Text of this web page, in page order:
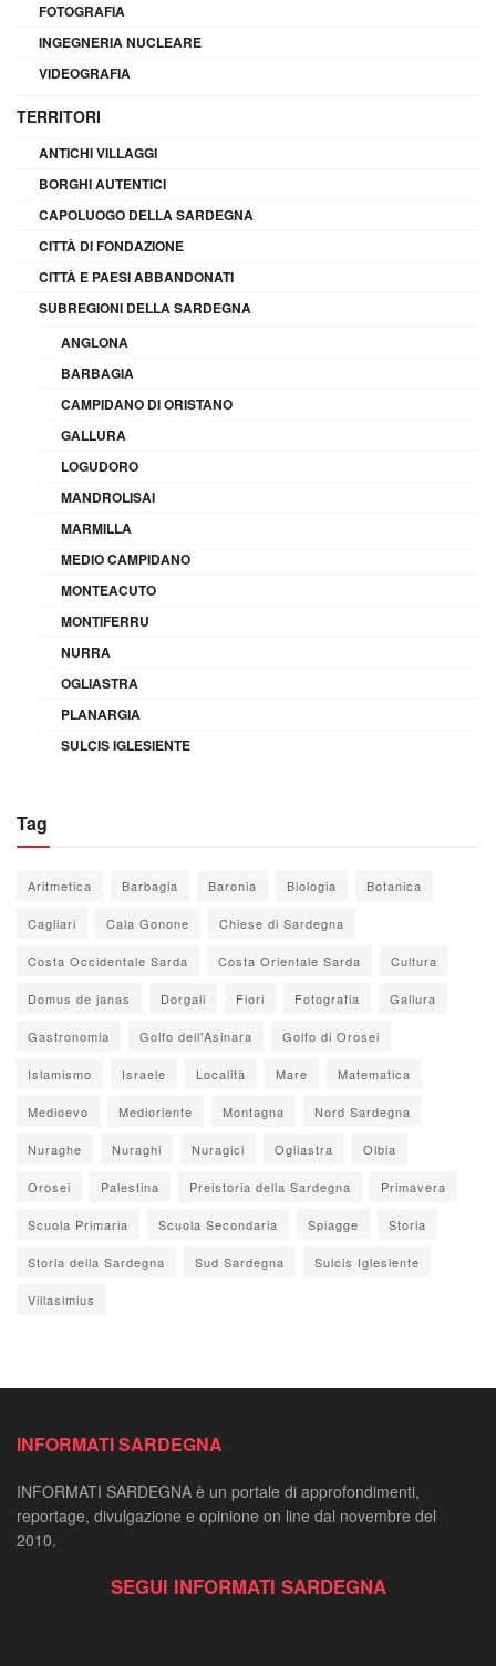
FOTOGRAFIA
INGEGNERIA NUCLEARE
VIDEOGRAFIA
TERRITORI
ANTICHI VILLAGGI
BORGHI AUTENTICI
CAPOLUOGO DELLA SARDEGNA
CITTÀ DI FONDAZIONE
CITTÀ E PAESI ABBANDONATI
SUBREGIONI DELLA SARDEGNA
ANGLONA
BARBAGIA
CAMPIDANO DI ORISTANO
GALLURA
LOGUDORO
MANDROLISAI
MARMILLA
MEDIO CAMPIDANO
MONTEACUTO
MONTIFERRU
NURRA
OGLIASTRA
PLANARGIA
SULCIS IGLESIENTE
Tag
Aritmetica Barbagia Baronia Biologia Botanica
Cagliari Cala Gonone Chiese di Sardegna
Costa Occidentale Sarda Costa Orientale Sarda Cultura
Domus de janas Dorgali Fiori Fotografia Gallura
Gastronomia Golfo dell'Asinara Golfo di Orosei
Islamismo Israele Località Mare Matematica
Medioevo Medioriente Montagna Nord Sardegna
Nuraghe Nuraghi Nuragici Ogliastra Olbia
Orosei Palestina Preistoria della Sardegna Primavera
Scuola Primaria Scuola Secondaria Spiagge Storia
Storia della Sardegna Sud Sardegna Sulcis Iglesiente
Villasimius
INFORMATI SARDEGNA
INFORMATI SARDEGNA è un portale di approfondimenti,
reportage, divulgazione e opinione on line dal novembre del
2010.
SEGUI INFORMATI SARDEGNA